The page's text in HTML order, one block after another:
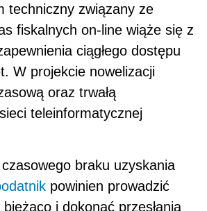
techniczny związany ze
fiskalnych on-line wiąże się z
ciągłego dostępu
W projekcie nowelizacji
oraz trwałą
teleinformatycznej
braku uzyskania
powinien prowadzić
i dokonać przesłania